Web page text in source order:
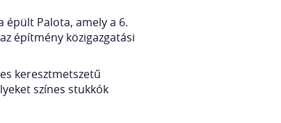
épült Palota, amely a 6.
építmény közigazgatási
keresztmetszetű
színes stukkók